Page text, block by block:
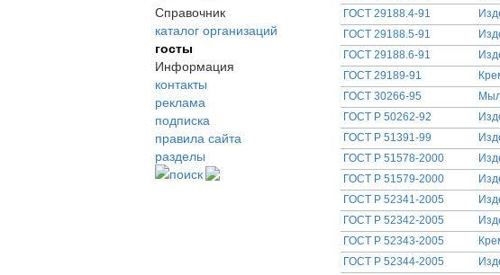
Справочник
каталог организаций
госты
Информация
контакты
реклама
подписка
правила сайта
разделы
поиск
ГОСТ 29188.4-91
ГОСТ 29188.5-91
ГОСТ 29188.6-91
ГОСТ 29189-91
ГОСТ 30266-95
ГОСТ Р 50262-92
ГОСТ Р 51391-99
ГОСТ Р 51578-2000
ГОСТ Р 51579-2000
ГОСТ Р 52341-2005
ГОСТ Р 52342-2005
ГОСТ Р 52343-2005
ГОСТ Р 52344-2005